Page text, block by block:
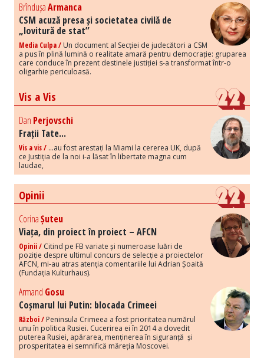
BrîndușaArmanca
CSM acuză presa și societatea civilă de
„lovitură de stat”
Media Culpa / Un document al Secției de judecători a CSM
a pus în plină lumină o realitate amară pentru democrație: gruparea
care conduce în prezent destinele justiției s-a transformat într-o
oligarhie periculoasă.
Vis a Vis
Dan Perjovschi
Frații Tate...
Vis a vis / ...au fost arestați la Miami la cererea UK, după
ce Justiția de la noi i-a lăsat în libertate magna cum
laudae,
Opinii
CorinaȘuteu
Viața, din proiect în proiect – AFCN
Opinii / Citind pe FB variate și numeroase luări de
poziție despre ultimul concurs de selecție a proiectelor
AFCN, mi-au atras atenția comentariile lui Adrian Șoaită
(Fundația Kulturhaus).
Armand Gosu
Coșmarul lui Putin: blocada Crimeei
Război / Peninsula Crimeea a fost prioritatea numărul
unu în politica Rusiei. Cucerirea ei în 2014 a dovedit
puterea Rusiei, apărarea, menținerea în siguranță și
prosperitatea ei semnifică măreția Moscovei.